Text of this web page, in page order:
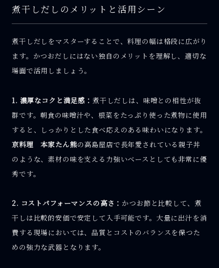
煮干しだしのメリットと活用シーン
煮干しだしをマスターすることで、料理の幅は格段に広がり
ます。かつおだしにはない独自のメリットを理解し、適切な
場面で活用しましょう。
1. 濃厚なコクと満足感： 煮干しだしは、味噌との相性が抜
群です。朝食の味噌汁や、根菜をたっぷり使った煮物に使用
すると、しっかりとした食べ応えのある味わいになります。
京料理 本家たん熊の高島屋店で長年愛されている親子丼
のような、素材の味を支える力強いベースとしても非常に優
秀です。
2. コストパフォーマンスの高さ： かつお節と比較して、煮
干しは比較的安価で安定して入手可能です。大量に出汁を消
費する現場においては、品質とコストのバランスを保つた
めの強力な武器となります。